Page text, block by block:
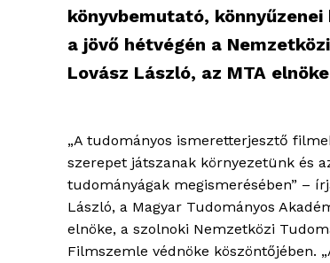
könyvbemutató,
a jövő hétvégén a
Lovász László, az MTA
„A tudományos ismeretterjesztő
szerepet játszanak környezetünk és
tudományágak megismerésében” –
László, a Magyar Tudományos
elnöke, a szolnoki Nemzetközi
Filmszemle védnöke köszöntőjében.